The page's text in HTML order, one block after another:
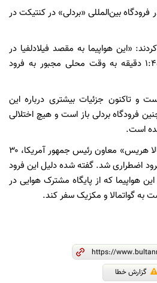
بین‌المللی «بردلی» در کنتیکت در
«این هواپیما به مقصد فیلادلفیا در
حال حرکت بود که ساعت ۱:۴۵ دقیقه به وقت محلی مجبور به فرود
تاکنون جزئیات بیشتری درباره این
فرودگاه بردلی باز است و هیچ اختلالی
است.
ماه گذشته نیز هواپیمای «کامالا هریس» معاون رئیس جمهور آمریکا، ۳۰
اضطراری شد. گفته شده دلیل این فرود
هواپیما که از پایگاه مشترک هوایی در
به گواتمالا و مکزیک سفر کند.
گزارش خطا